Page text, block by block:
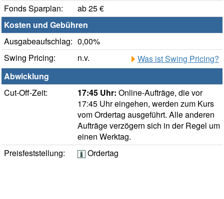
Fonds Sparplan:
ab 25 €
Kosten und Gebühren
Ausgabeaufschlag: 0,00%
Swing Pricing:
n.v.
Was ist Swing Pricing?
Abwicklung
Cut-Off-Zeit:
17:45 Uhr: Online-Aufträge, die vor
17:45 Uhr eingehen, werden zum Kurs
vom Ordertag ausgeführt. Alle anderen
Aufträge verzögern sich in der Regel um
einen Werktag.
Preisfeststellung:
Ordertag